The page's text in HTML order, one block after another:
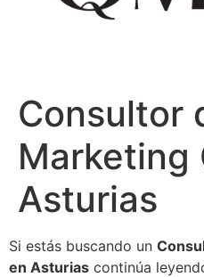
Consultor
Marketing
Asturias
Si estás buscando un
en Asturias continúa